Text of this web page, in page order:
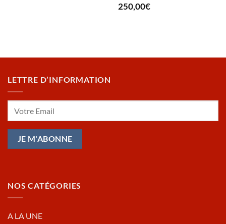
250,00€
LETTRE D’INFORMATION
NOS CATÉGORIES
A LA UNE